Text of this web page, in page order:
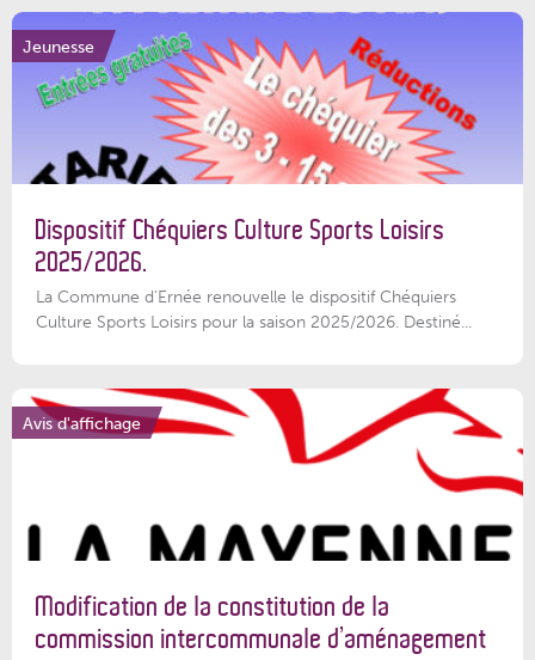
Jeunesse
Dispositif Chéquiers Culture Sports Loisirs
2025/2026.
La Commune d'Ernée renouvelle le dispositif Chéquiers
Culture Sports Loisirs pour la saison 2025/2026. Destiné...
Avis d'affichage
Modification de la constitution de la
commission intercommunale d’aménagement